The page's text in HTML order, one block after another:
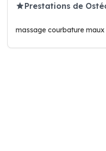
Prestations de
massage courbature